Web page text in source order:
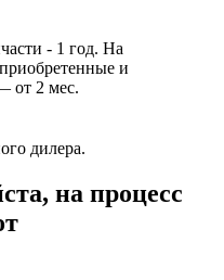
- 1 год. На
и
от 2 мес.
дилера.
на процесс